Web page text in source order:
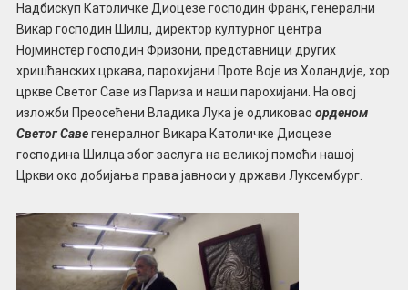
Надбискуп Католичке Диоцезе господин Франк, генерални
Викар господин Шилц, директор културног центра
Нојминстер господин Фризони, представници других
хришћанских цркава, парохијани Проте Воје из Холандије, хор
цркве Светог Саве из Париза и наши парохијани. На овој
изложби Преосећени Владика Лука је одликовао орденом
Светог Савегенералног Викара Католичке Диоцезе
господина Шилца због заслуга на великој помоћи нашој
Цркви око добијања права јавноси у држави Луксембург.